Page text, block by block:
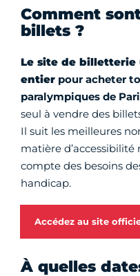
Comment
billets ?
Le site de billetterie
entier pour acheter
paralympiques de
seul à vendre des
Il suit les meilleures
matière
compte des besoins
handicap.
Accédez au site
À quelles